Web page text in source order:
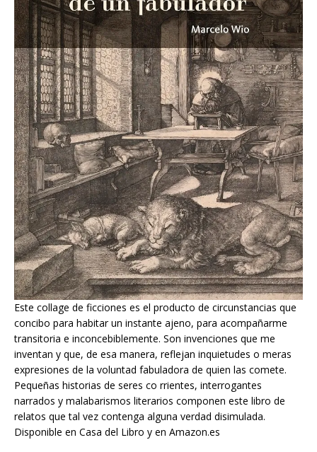
Este collage de ficciones es el producto de circunstancias que
concibo para habitar un instante ajeno, para acompañarme
transitoria e inconcebiblemente. Son invenciones que me
inventan y que, de esa manera, reflejan inquietudes o meras
expresiones de la voluntad fabuladora de quien las comete.
Pequeñas historias de seres co rrientes, interrogantes
narrados y malabarismos literarios componen este libro de
relatos que tal vez contenga alguna verdad disimulada.
Disponible en Casa del Libro y en Amazon.es